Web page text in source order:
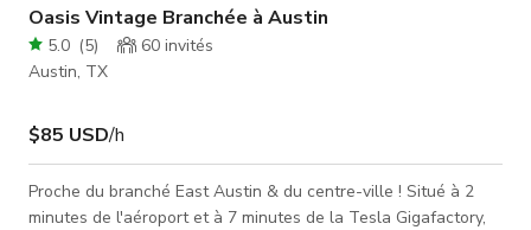
Oasis Vintage Branchée à Austin
5.0 (5) 60 invités
Austin, TX
$85 USD/h
Proche du branché East Austin & du centre-ville ! Situé à 2
minutes de l'aéroport et à 7 minutes de la Tesla Gigafactory,